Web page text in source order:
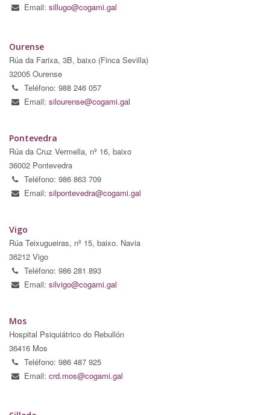
Email: sillugo@cogami.gal
Ourense
Rúa da Farixa, 3B, baixo (Finca Sevilla)
32005 Ourense
Teléfono: 988 246 057
Email: silourense@cogami.gal
Pontevedra
Rúa da Cruz Vermella, nº 16, baixo
36002 Pontevedra
Teléfono: 986 863 709
Email: silpontevedra@cogami.gal
Vigo
Rúa Teixugueiras, nº 15, baixo. Navia
36212 Vigo
Teléfono: 986 281 893
Email: silvigo@cogami.gal
Mos
Hospital Psiquiátrico do Rebullón
36416 Mos
Teléfono: 986 487 925
Email: crd.mos@cogami.gal